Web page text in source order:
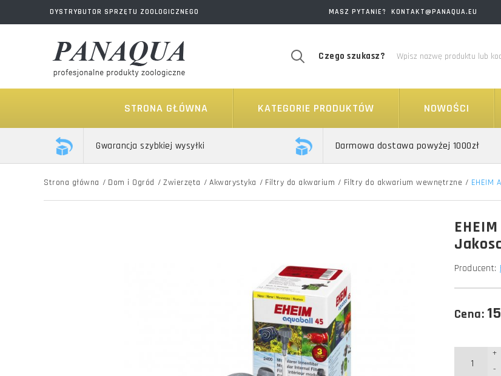
DYSTRYBUTOR SPRZĘTU ZOOLOGICZNEGO MASZ PYTANIE? KONTAKT@PANAQUA.EU
Czego szukasz?
STRONA GŁÓWNA KATEGORIE PRODUKTÓW NOWOŚCI
Gwarancja szybkiej wysyłki Darmowa dostawa powyżej 1000zł
Strona główna / Dom i Ogród / Zwierzęta / Akwarystyka / Filtry do akwarium / Filtry do akwarium wewnętrzne / EHEIM
Jakosc
Producent:
Cena:
-
+